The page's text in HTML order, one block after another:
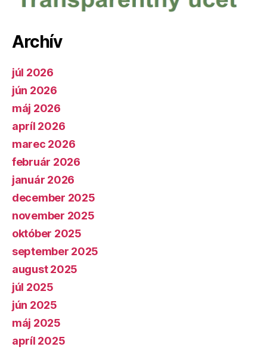
Archív
júl 2026
jún 2026
máj 2026
apríl 2026
marec 2026
február 2026
január 2026
december 2025
november 2025
október 2025
september 2025
august 2025
júl 2025
jún 2025
máj 2025
apríl 2025